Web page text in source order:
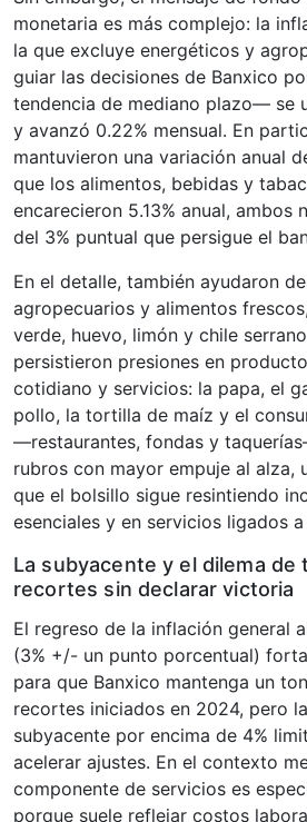
monetaria es más complejo: la
la que excluye energéticos y
guiar las decisiones de Banxico
tendencia de mediano plazo— se
y avanzó 0.22% mensual. En
mantuvieron una variación anual
que los alimentos, bebidas y
encarecieron 5.13% anual, ambos
del 3% puntual que persigue el
En el detalle, también ayudaron
agropecuarios y alimentos
verde, huevo, limón y chile
persistieron presiones en
cotidiano y servicios: la papa, el
pollo, la tortilla de maíz y el
—restaurantes, fondas y
rubros con mayor empuje al alza,
que el bolsillo sigue resintiendo
esenciales y en servicios ligados
La subyacente y el dilema de
recortes sin declarar victoria
El regreso de la inflación general
(3% +/- un punto porcentual)
para que Banxico mantenga un
recortes iniciados en 2024, pero
subyacente por encima de 4%
acelerar ajustes. En el contexto
componente de servicios es
porque suele reflejar costos